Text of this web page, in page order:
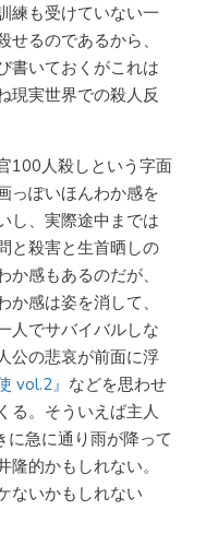
練も受けていない一
るのであるから、
書いておくがこれは
現実世界での殺人反
100人殺しという字面
っぽいほんわか感を
し、実際途中までは
と殺害と生首晒しの
感もあるのだが、
感は姿を消して、
人でサバイバルしな
公の悲哀が前面に浮
vol.2』 などを思わせ
る。そういえば主人
急に通り雨が降って
的かもしれない。
ないかもしれない